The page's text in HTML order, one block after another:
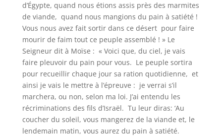
d’Égypte, quand nous étions assis près des marmites
de viande, quand nous mangions du pain à satiété !
Vous nous avez fait sortir dans ce désert pour faire
mourir de faim tout ce peuple assemblé ! » Le
Seigneur dit à Moïse : « Voici que, du ciel, je vais
faire pleuvoir du pain pour vous. Le peuple sortira
pour recueillir chaque jour sa ration quotidienne, et
ainsi je vais le mettre à l’épreuve : je verrai s’il
marchera, ou non, selon ma loi. J’ai entendu les
récriminations des fils d’Israël. Tu leur diras: ‘Au
coucher du soleil, vous mangerez de la viande et, le
lendemain matin, vous aurez du pain à satiété.